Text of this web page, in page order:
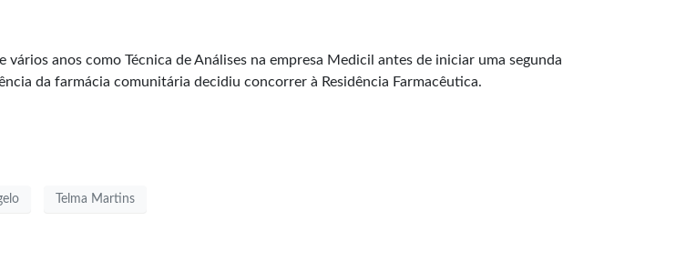
anos como Técnica de Análises na empresa Medicil antes de iniciar uma segunda
da farmácia comunitária decidiu concorrer à Residência Farmacêutica.
Telma Martins